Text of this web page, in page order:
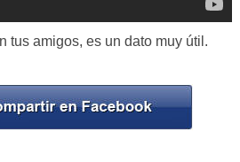
tus amigos, es un dato muy útil.